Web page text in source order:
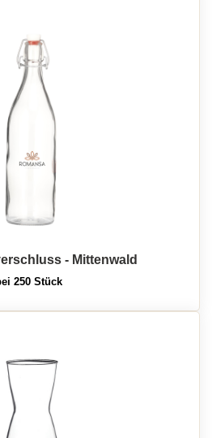
- Mittenwald
250 Stück